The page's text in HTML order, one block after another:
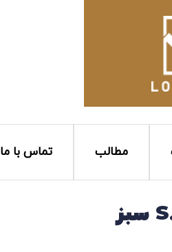
مطالب تماس با ما